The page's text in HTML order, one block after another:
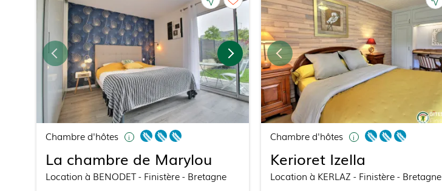
Chambre d'hôtes
La chambre de Marylou
Location à BENODET- Finistère - Bretagne
Chambre d'hôtes
Kerioret Izella
Location à KERLAZ - Finistère - Bretagne